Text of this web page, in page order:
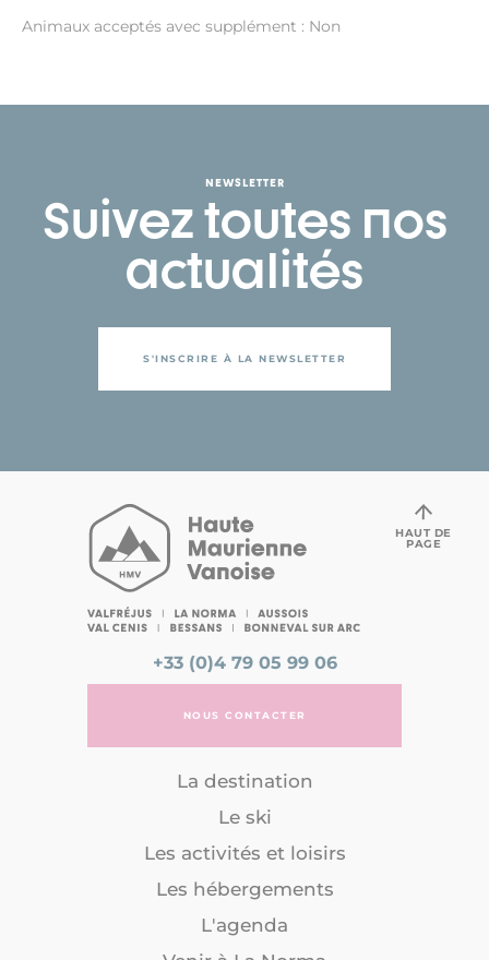
Animaux acceptés avec supplément : Non
NEWSLETTER
Suivez toutes nos
actualités
S'INSCRIRE À LA NEWSLETTER
+33 (0)4 79 05 99 06
NOUS CONTACTER
La destination
Le ski
Les activités et loisirs
Les hébergements
L'agenda
HAUT DE
PAGE